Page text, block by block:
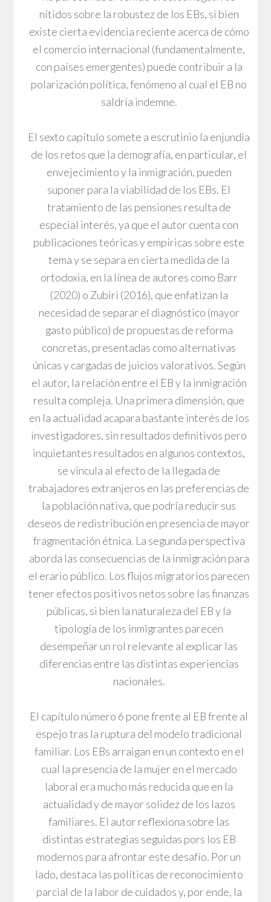
nítidos sobre la robustez de los EBs, si bien
existe cierta evidencia reciente acerca de cómo
el comercio internacional (fundamentalmente,
con países emergentes) puede contribuir a la
polarización política, fenómeno al cual el EB no
saldría indemne.
El sexto capítulo somete a escrutinio la enjundia
de los retos que la demografía, en particular, el
envejecimiento y la inmigración, pueden
suponer para la viabilidad de los EBs. El
tratamiento de las pensiones resulta de
especial interés, ya que el autor cuenta con
publicaciones teóricas y empíricas sobre este
tema y se separa en cierta medida de la
ortodoxia, en la línea de autores como Barr
(2020) o Zubiri (2016), que enfatizan la
necesidad de separar el diagnóstico (mayor
gasto público) de propuestas de reforma
concretas, presentadas como alternativas
únicas y cargadas de juicios valorativos. Según
el autor, la relación entre el EB y la inmigración
resulta compleja. Una primera dimensión, que
en la actualidad acapara bastante interés de los
investigadores, sin resultados definitivos pero
inquietantes resultados en algunos contextos,
se vincula al efecto de la llegada de
trabajadores extranjeros en las preferencias de
la población nativa, que podría reducir sus
deseos de redistribución en presencia de mayor
fragmentación étnica. La segunda perspectiva
aborda las consecuencias de la inmigración para
el erario público. Los flujos migratorios parecen
tener efectos positivos netos sobre las finanzas
públicas, si bien la naturaleza del EB y la
tipología de los inmigrantes parecen
desempeñar un rol relevante al explicar las
diferencias entre las distintas experiencias
nacionales.
El capítulo número 6 pone frente al EB frente al
espejo tras la ruptura del modelo tradicional
familiar. Los EBs arraigan en un contexto en el
cual la presencia de la mujer en el mercado
laboral era mucho más reducida que en la
actualidad y de mayor solidez de los lazos
familiares. El autor reflexiona sobre las
distintas estrategias seguidas pors los EB
modernos para afrontar este desafío. Por un
lado, destaca las políticas de reconocimiento
parcial de la labor de cuidados y, por ende, la